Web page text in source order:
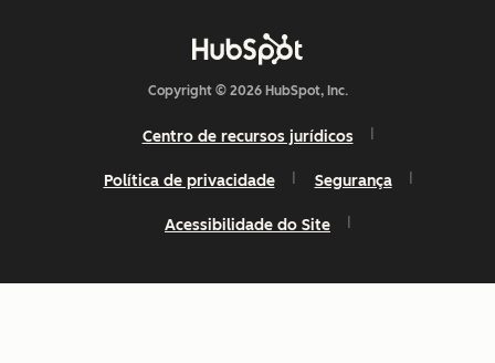
Copyright © 2026 HubSpot, Inc.
Centro de recursos jurídicos
Política de privacidade Segurança
Acessibilidade do Site